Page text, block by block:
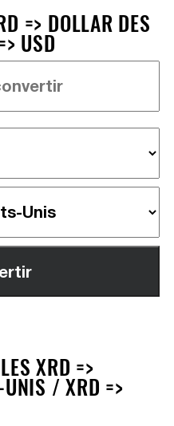
=> DOLLAR DES
USD
XRD =>
UNIS / XRD =>